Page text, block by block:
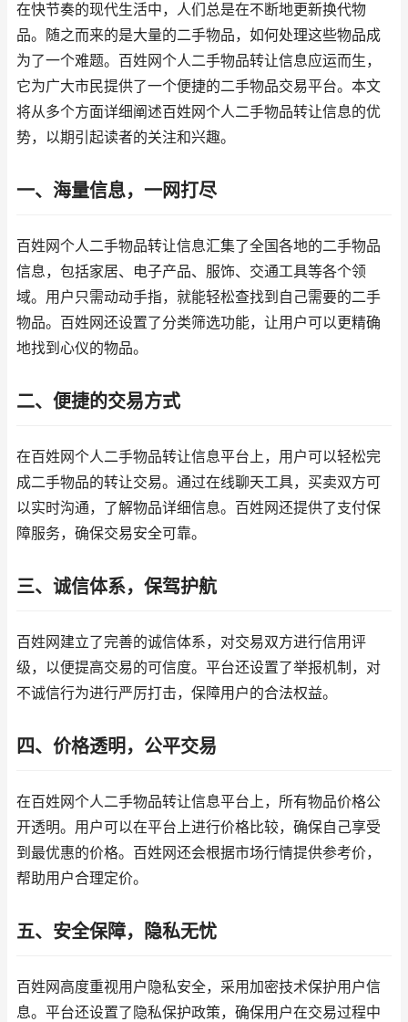
在快节奏的现代生活中，人们总是在不断地更新换代物
品。随之而来的是大量的二手物品，如何处理这些物品成
为了一个难题。百姓网个人二手物品转让信息应运而生，
它为广大市民提供了一个便捷的二手物品交易平台。本文
将从多个方面详细阐述百姓网个人二手物品转让信息的优
势，以期引起读者的关注和兴趣。
一、海量信息，一网打尽
百姓网个人二手物品转让信息汇集了全国各地的二手物品
信息，包括家居、电子产品、服饰、交通工具等各个领
域。用户只需动动手指，就能轻松查找到自己需要的二手
物品。百姓网还设置了分类筛选功能，让用户可以更精确
地找到心仪的物品。
二、便捷的交易方式
在百姓网个人二手物品转让信息平台上，用户可以轻松完
成二手物品的转让交易。通过在线聊天工具，买卖双方可
以实时沟通，了解物品详细信息。百姓网还提供了支付保
障服务，确保交易安全可靠。
三、诚信体系，保驾护航
百姓网建立了完善的诚信体系，对交易双方进行信用评
级，以便提高交易的可信度。平台还设置了举报机制，对
不诚信行为进行严厉打击，保障用户的合法权益。
四、价格透明，公平交易
在百姓网个人二手物品转让信息平台上，所有物品价格公
开透明。用户可以在平台上进行价格比较，确保自己享受
到最优惠的价格。百姓网还会根据市场行情提供参考价，
帮助用户合理定价。
五、安全保障，隐私无忧
百姓网高度重视用户隐私安全，采用加密技术保护用户信
息。平台还设置了隐私保护政策，确保用户在交易过程中